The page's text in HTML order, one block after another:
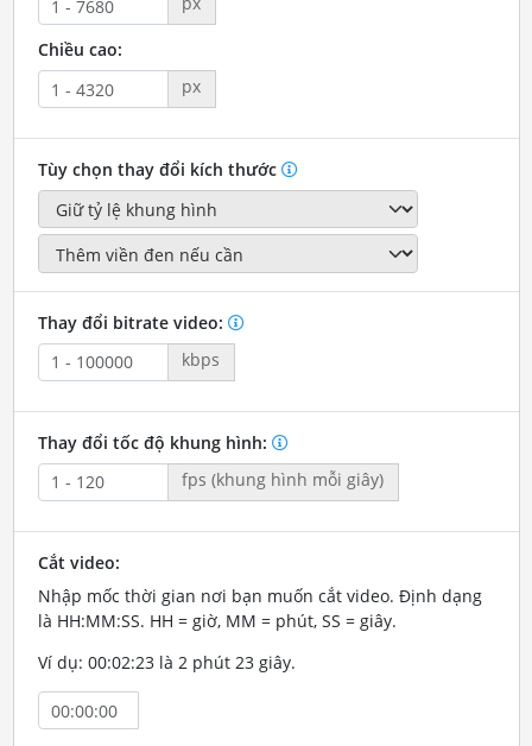
Chiều cao:
px
Tùy chọn thay đổi kích thước
Thay đổi bitrate video:
kbps
Thay đổi tốc độ khung hình:
fps (khung hình mỗi giây)
Cắt video:
Nhập mốc thời gian nơi bạn muốn cắt video. Định dạng
là HH:MM:SS. HH = giờ, MM = phút, SS = giây.
Ví dụ: 00:02:23 là 2 phút 23 giây.